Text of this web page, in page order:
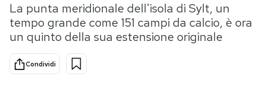
Tecnologia
Internet
Scienza
Cultura
Economia
Storie/Idee
Ok Boomer!
Media
La punta meridionale dell'isola di Sylt, un
tempo grande come 151 campi da calcio, è ora
un quinto della sua estensione originale
Condividi